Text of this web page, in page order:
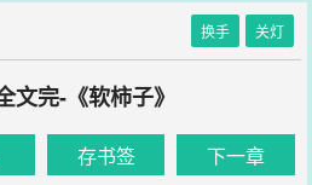
换手 关灯
文完-《软柿子》
存书签 下一章